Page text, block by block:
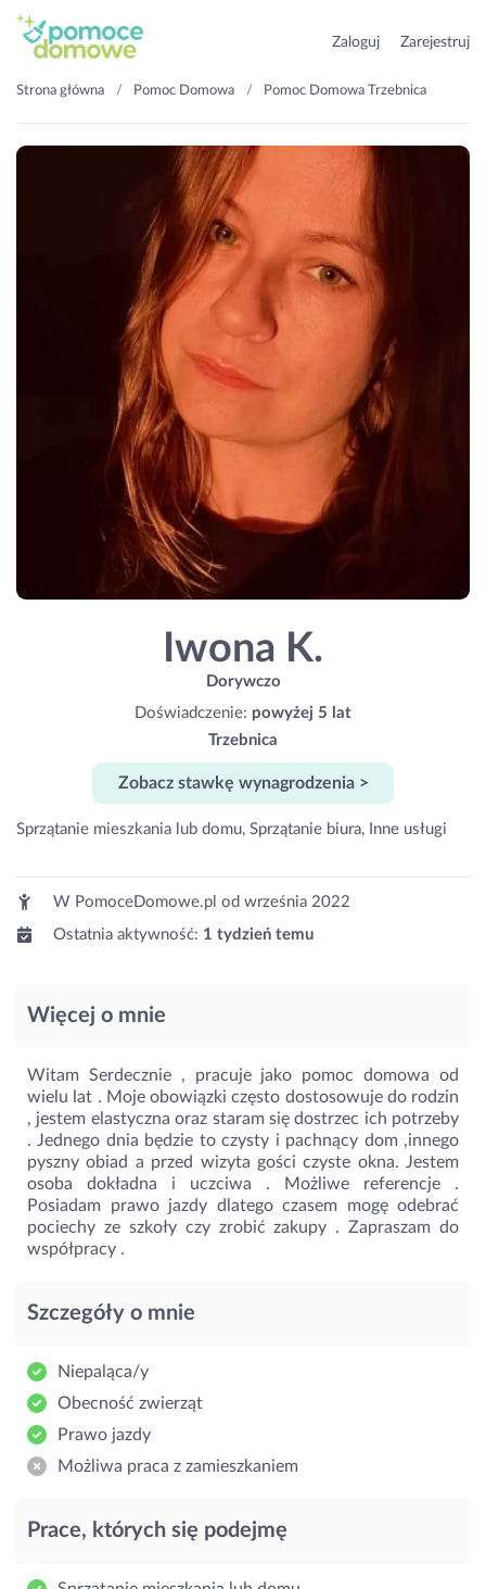
Zaloguj Zarejestruj
Strona główna Pomoc Domowa Pomoc Domowa Trzebnica
Iwona K.
Dorywczo
Doświadczenie: powyżej 5 lat
Trzebnica
Zobacz stawkę wynagrodzenia >
Sprzątanie mieszkania lub domu, Sprzątanie biura, Inne usługi
W PomoceDomowe.pl od września 2022
Ostatnia aktywność: 1 tydzień temu
Więcej o mnie
Witam Serdecznie , pracuje jako pomoc domowa od
wielu lat . Moje obowiązki często dostosowuje do rodzin
, jestem elastyczna oraz staram się dostrzec ich potrzeby
. Jednego dnia będzie to czysty i pachnący dom ,innego
pyszny obiad a przed wizyta gości czyste okna. Jestem
osoba dokładna i uczciwa . Możliwe referencje .
Posiadam prawo jazdy dlatego czasem mogę odebrać
pociechy ze szkoły czy zrobić zakupy . Zapraszam do
współpracy .
Szczegóły o mnie
Niepaląca/y
Obecność zwierząt
Prawo jazdy
Możliwa praca z zamieszkaniem
Prace, których się podejmę